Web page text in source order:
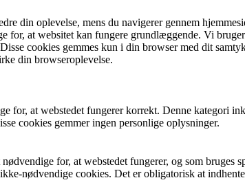
din oplevelse, mens du navigerer gennem
for, at websitet kan fungere grundlæggende. Vi
cookies gemmes kun i din browser med dit
din browseroplevelse.
for, at webstedet fungerer korrekt. Denne kategori
cookies gemmer ingen personlige oplysninger.
for, at webstedet fungerer, og som bruges
nødvendige cookies. Det er obligatorisk at